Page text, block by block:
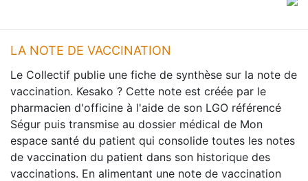
LA NOTE DE VACCINATION
Le Collectif publie une fiche de synthèse sur la note de
vaccination. Kesako ? Cette note est créée par le
pharmacien d'officine à l'aide de son LGO référencé
Ségur puis transmise au dossier médical de Mon
espace santé du patient qui consolide toutes les notes
de vaccination du patient dans son historique des
vaccinations. En alimentant une note de vaccination